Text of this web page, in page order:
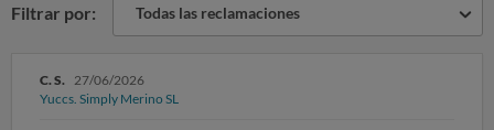
Filtrar por: Todas las reclamaciones
C. S. 27/06/2026
Yuccs. Simply Merino SL